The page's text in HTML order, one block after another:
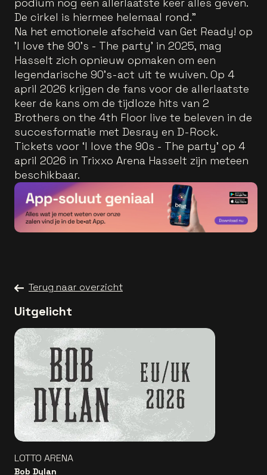
De cirkel is hiermee helemaal rond."
Na het emotionele afscheid van Get Ready! op
'I love the 90’s - The party' in 2025, mag
Hasselt zich opnieuw opmaken om een
legendarische 90’s-act uit te wuiven. Op 4
april 2026 krijgen de fans voor de allerlaatste
keer de kans om de tijdloze hits van 2
Brothers on the 4th Floor live te beleven in de
succesformatie met Desray en D-Rock.
Tickets voor ‘I love the 90s - The party’ op 4
april 2026 in Trixxo Arena Hasselt zijn meteen
beschikbaar.
Terug naar overzicht
Uitgelicht
LOTTO ARENA
Bob Dylan